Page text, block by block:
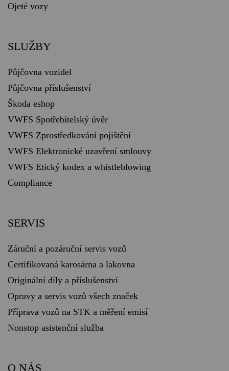
Ojeté vozy
SLUŽBY
Půjčovna vozidel
Půjčovna příslušenství
Škoda eshop
VWFS Spotřebitelský úvěr
VWFS Zprostředkování pojištění
VWFS Elektronické uzavření smlouvy
VWFS Etický kodex a whistleblowing
Compliance
SERVIS
Záruční a pozáruční servis vozů
Certifikovaná karosárna a lakovna
Originální díly a příslušenství
Opravy a servis vozů všech značek
Příprava vozů na STK a měření emisí
Nonstop asistenční služba
O NÁS